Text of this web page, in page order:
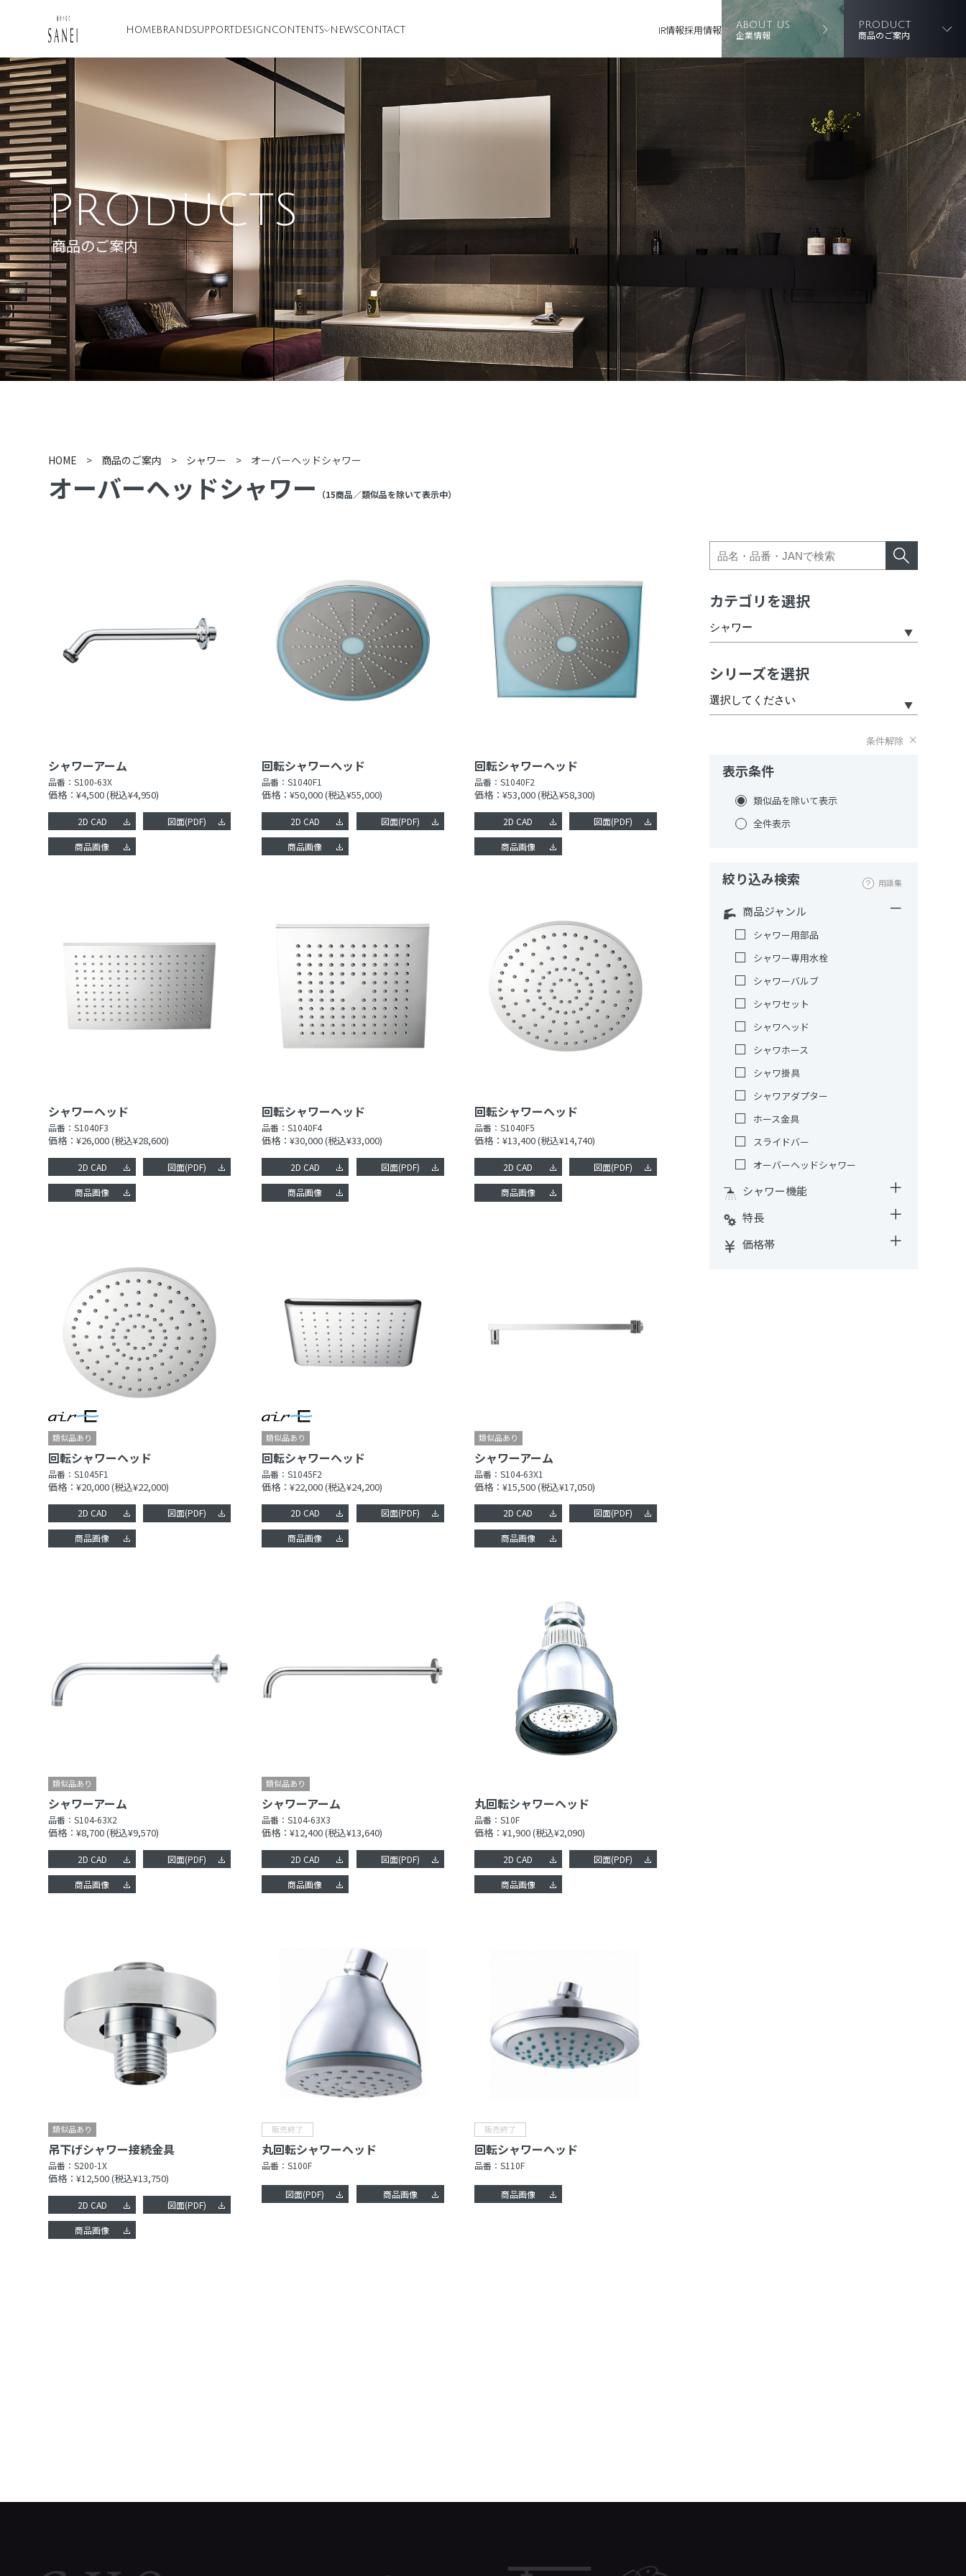
HOME BRANDSUPPORT DESIGN CONTENTS NEWSCONTACT IR情報採用情報 ABOUT US
企業情報
PRODUCT
商品のご案内
PRODUCTS
商品のご案内
HOME > 商品のご案内 > シャワー > オーバーヘッドシャワー
オーバーヘッドシャワー （15商品／類似品を除いて表示中）
シャワーアーム
品番：S100-63X
価格：¥4,500(税込¥4,950)
2D CAD 図面(PDF)
商品画像
回転シャワーヘッド
品番： S1040F1
価格：¥50,000(税込¥55,000)
2D CAD 図面(PDF)
商品画像
回転シャワーヘッド
品番： S1040F2
価格：¥53,000(税込¥58,300)
2D CAD 図面(PDF)
商品画像
シャワーヘッド
品番：S1040F3
価格：¥26,000(税込¥28,600)
2D CAD 図面(PDF)
商品画像
回転シャワーヘッド
品番： S1040F4
価格：¥30,000(税込¥33,000)
2D CAD 図面(PDF)
商品画像
回転シャワーヘッド
品番： S1040F5
価格：¥13,400(税込¥14,740)
2D CAD 図面(PDF)
商品画像
回転シャワーヘッド
品番：S1045F1
価格：¥20,000(税込¥22,000)
2D CAD 図面(PDF)
商品画像
回転シャワーヘッド
品番： S1045F2
価格：¥22,000(税込¥24,200)
2D CAD 図面(PDF)
商品画像
シャワーアーム
品番： S104-63X1
価格：¥15,500(税込¥17,050)
2D CAD 図面(PDF)
商品画像
シャワーアーム
品番：S104-63X2
価格：¥8,700(税込¥9,570)
2D CAD 図面(PDF)
商品画像
シャワーアーム
品番： S104-63X3
価格：¥12,400(税込¥13,640)
2D CAD 図面(PDF)
商品画像
丸回転シャワーヘッド
品番： S10F
価格：¥1,900(税込¥2,090)
2D CAD 図面(PDF)
商品画像
吊下げシャワー接続金具
品番：S200-1X
価格：¥12,500(税込¥13,750)
2D CAD 図面(PDF)
商品画像
丸回転シャワーヘッド
品番： S100F
図面(PDF) 商品画像
回転シャワーヘッド
品番： S110F
商品画像
カテゴリを選択
シリーズを選択
条件解除
表示条件
類似品を除いて表示
全件表示
絞り込み検索 用語集
商品ジャンル
シャワー用部品
シャワー専用水栓
シャワーバルブ
シャワセット
シャワヘッド
シャワホース
シャワ掛具
シャワアダプター
ホース金具
スライドバー
オーバーヘッドシャワー
シャワー機能
特長
価格帯